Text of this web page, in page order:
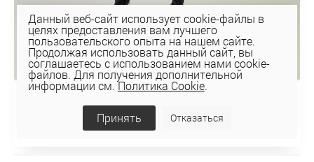
ПЛАТЬЕ 5К-12258-1
120,24 руб
Данный веб-сайт использует cookie-файлы в
целях предоставления вам лучшего
пользовательского опыта на нашем сайте.
Продолжая использовать данный сайт, вы
соглашаетесь с использованием нами cookie-
файлов. Для получения дополнительной
информации см.Политика Cookie.
Принять Отказаться